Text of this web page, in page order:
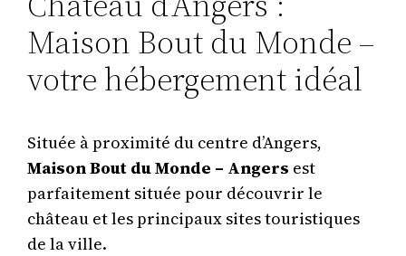
Maison Bout du Monde –
votre hébergement idéal
Située à proximité du centre d’Angers,
Maison Bout du Monde – Angers est
parfaitement située pour découvrir le
château et les principaux sites touristiques
de la ville.